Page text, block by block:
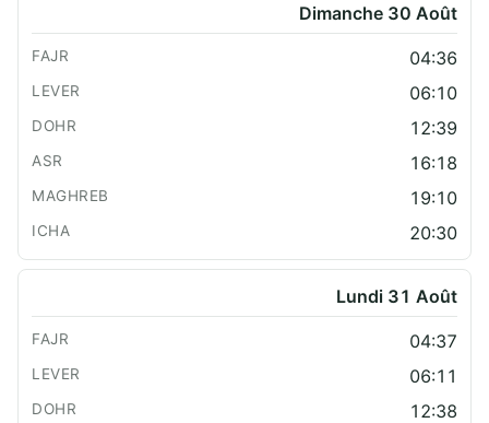
Dimanche 30 Août
04:36
06:10
12:39
16:18
19:10
20:30
Lundi 31 Août
04:37
06:11
12:38